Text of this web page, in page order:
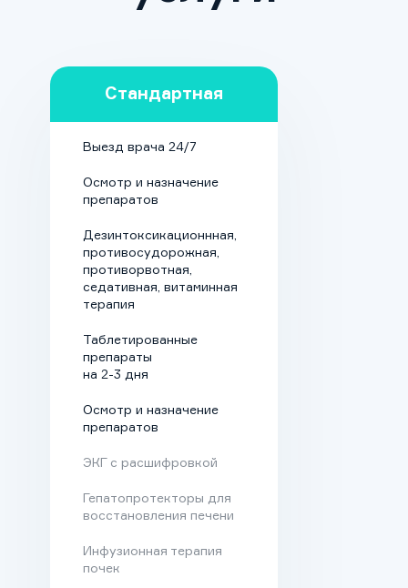
над психологическими
проблемами проводится
только в закрытом
пансионате коттеджного
Обязательная
госпитализация в
клинику нужна в
следующих случаях:
беременность;
психические
расстройства;
тяжелые хронические
болезни;
сердечный приступ,
Стандартная
Выезд врача 24/7
Осмотр и назначение
препаратов
Дезинтоксикационнная,
противосудорожная,
противорвотная,
седативная, витаминная
терапия
Таблетированные
препараты
на 2-3 дня
Осмотр и назначение
препаратов
ЭКГ с расшифровкой
Гепатопротекторы для
восстановления печени
Инфузионная терапия
почек